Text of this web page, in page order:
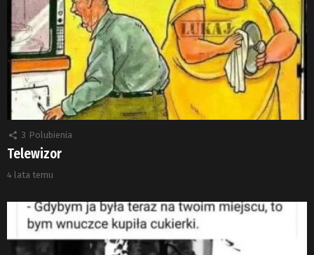
3 Polubienia
Telewizor
4 lata temu